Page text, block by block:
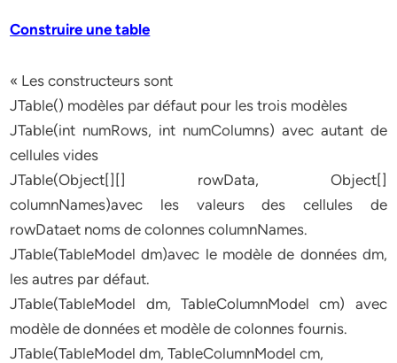
Construire une table
« Les constructeurs sont
JTable() modèles par défaut pour les trois modèles
JTable(int numRows, int numColumns) avec autant de
cellules vides
JTable(Object[][] rowData, Object[]
columnNames)avec les valeurs des cellules de
rowDataet noms de colonnes columnNames.
JTable(TableModel dm)avec le modèle de données dm,
les autres par défaut.
JTable(TableModel dm, TableColumnModel cm) avec
modèle de données et modèle de colonnes fournis.
JTable(TableModel dm, TableColumnModel cm,